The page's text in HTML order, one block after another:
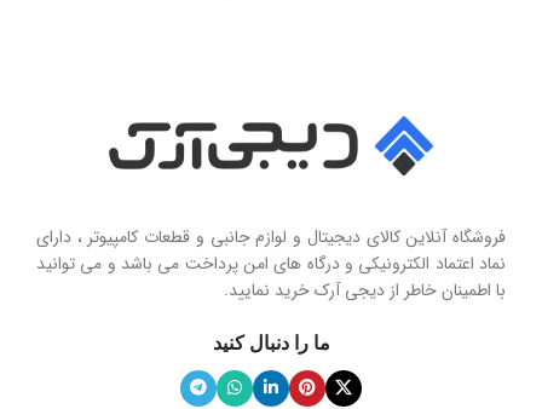
فروشگاه آنلاین کالای دیجیتال و لوازم جانبی و قطعات کامپیوتر ، دارای
نماد اعتماد الکترونیکی و درگاه های امن پرداخت می باشد و می توانید
با اطمینان خاطر از دیجی آرک خرید نمایید.
ما را دنبال کنید